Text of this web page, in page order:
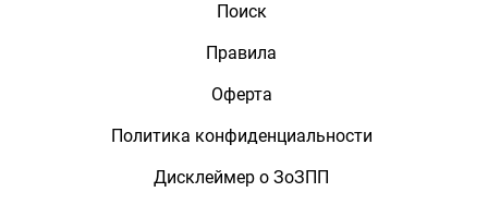
Поиск
Правила
Оферта
Политика конфиденциальности
Дисклеймер о ЗоЗПП